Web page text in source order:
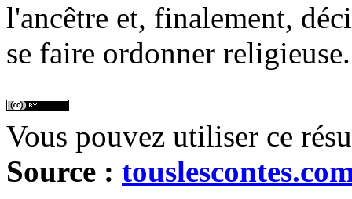
l'ancêtre et, finalement,
se faire ordonner religieuse.
Vous pouvez utiliser ce
Source :